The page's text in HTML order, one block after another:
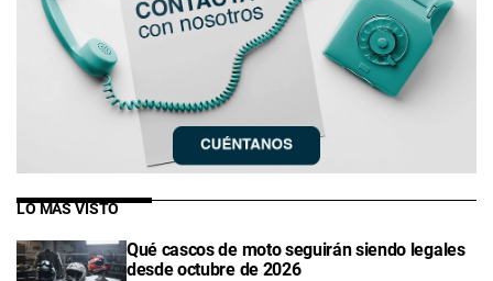
LO MÁS VISTO
Qué cascos de moto seguirán siendo legales
desde octubre de 2026